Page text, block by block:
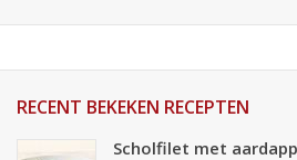
RECENT BEKEKEN RECEPTEN
Scholfilet met